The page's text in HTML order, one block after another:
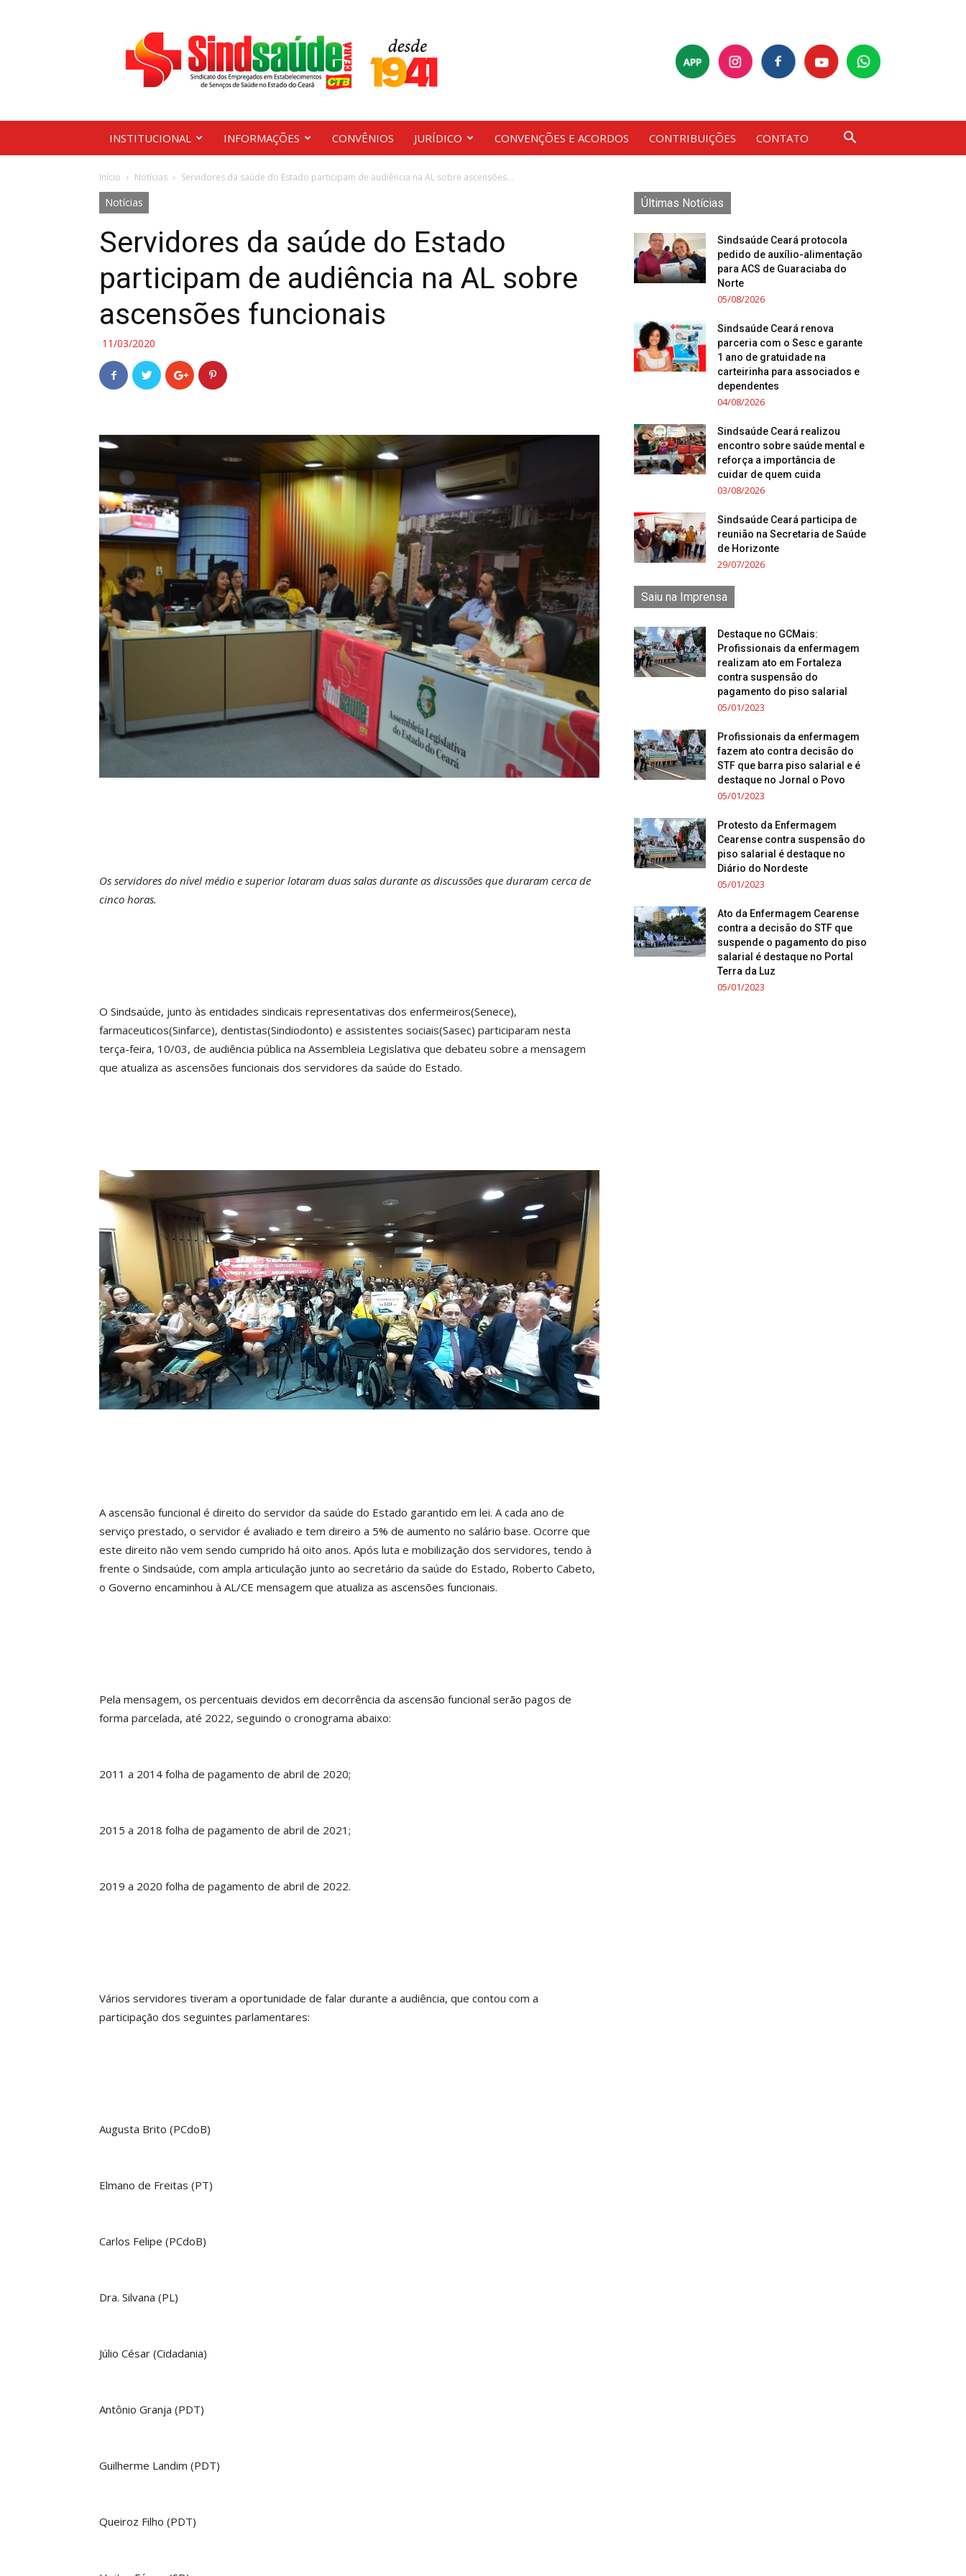
Ceará
INSTITUCIONAL INFORMAÇÕES CONVÊNIOS JURÍDICO CONVENÇÕES E ACORDOS CONTRIBUIÇÕES CONTATO
Início Notícias Servidores da saúde do Estado participam de audiência na AL sobre ascensões...
Notícias
Servidores da saúde do Estado
participam de audiência na AL sobre
ascensões funcionais
11/03/2020
Os servidores do nível médio e superior lotaram duas salas durante as discussões que duraram cerca de
cinco horas.
O Sindsaúde, junto às entidades sindicais representativas dos enfermeiros(Senece),
farmaceuticos(Sinfarce), dentistas(Sindiodonto) e assistentes sociais(Sasec) participaram nesta
terça-feira, 10/03, de audiência pública na Assembleia Legislativa que debateu sobre a mensagem
que atualiza as ascensões funcionais dos servidores da saúde do Estado.
A ascensão funcional é direito do servidor da saúde do Estado garantido em lei. A cada ano de
serviço prestado, o servidor é avaliado e tem direiro a 5% de aumento no salário base. Ocorre que
este direito não vem sendo cumprido há oito anos. Após luta e mobilização dos servidores, tendo à
frente o Sindsaúde, com ampla articulação junto ao secretário da saúde do Estado, Roberto Cabeto,
o Governo encaminhou à AL/CE mensagem que atualiza as ascensões funcionais.
Pela mensagem, os percentuais devidos em decorrência da ascensão funcional serão pagos de
forma parcelada, até 2022, seguindo o cronograma abaixo:
2011 a 2014 folha de pagamento de abril de 2020;
2015 a 2018 folha de pagamento de abril de 2021;
2019 a 2020 folha de pagamento de abril de 2022.
Vários servidores tiveram a oportunidade de falar durante a audiência, que contou com a
participação dos seguintes parlamentares:
Augusta Brito (PCdoB)
Elmano de Freitas (PT)
Carlos Felipe (PCdoB)
Dra. Silvana (PL)
Júlio César (Cidadania)
Antônio Granja (PDT)
Guilherme Landim (PDT)
Queiroz Filho (PDT)
Últimas Notícias
Sindsaúde Ceará protocola
pedido de auxílio-alimentação
para ACS de Guaraciaba do
Norte
05/08/2026
Sindsaúde Ceará renova
parceria com o Sesc e garante
1 ano de gratuidade na
carteirinha para associados e
dependentes
04/08/2026
Sindsaúde Ceará realizou
encontro sobre saúde mental e
reforça a importância de
cuidar de quem cuida
03/08/2026
Sindsaúde Ceará participa de
reunião na Secretaria de Saúde
de Horizonte
29/07/2026
Saiu na Imprensa
Destaque no GCMais:
Profissionais da enfermagem
realizam ato em Fortaleza
contra suspensão do
pagamento do piso salarial
05/01/2023
Profissionais da enfermagem
fazem ato contra decisão do
STF que barra piso salarial e é
destaque no Jornal o Povo
05/01/2023
Protesto da Enfermagem
Cearense contra suspensão do
piso salarial é destaque no
Diário do Nordeste
05/01/2023
Ato da Enfermagem Cearense
contra a decisão do STF que
suspende o pagamento do piso
salarial é destaque no Portal
Terra da Luz
05/01/2023